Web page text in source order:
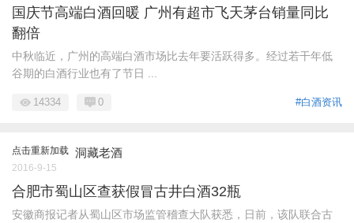
国庆节高端白酒回暖 广州有超市飞天茅台销量同比
翻倍
中秋临近，广州的高端白酒市场比去年要活跃得多。经过若干年低
谷期的白酒行业也有了节日 ...
#白酒资讯
14334 0
点击重新加载 洞藏老酒
2016-9-15
合肥市蜀山区查获假冒古井白酒32瓶
安徽商报记者从蜀山区市场监管稽查大队获悉，日前，该队联合古